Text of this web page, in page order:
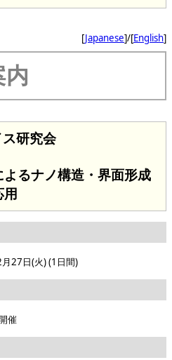
[Japanese]/[English]
研究会
るナノ構造・界面形成
用
27日(火) (1日間)
催